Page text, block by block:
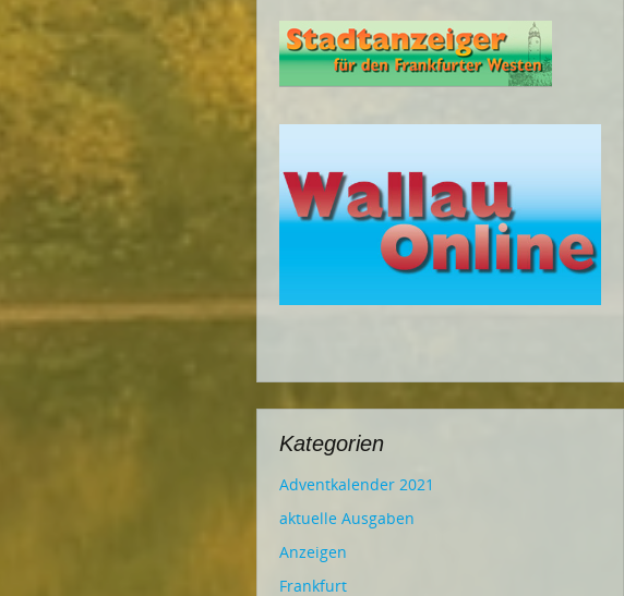
Kategorien
Adventkalender 2021
aktuelle Ausgaben
Anzeigen
Frankfurt